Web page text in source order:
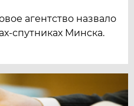
агентство назвало
спутниках Минска.